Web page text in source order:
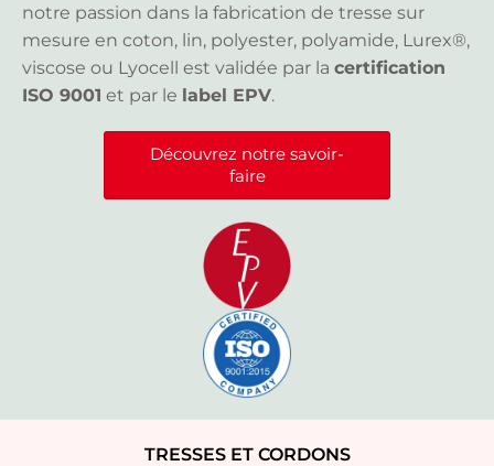
notre passion dans la fabrication de tresse sur
mesure en coton, lin, polyester, polyamide, Lurex®,
viscose ou Lyocell est validée par la certification
ISO 9001 et par le label EPV.
Découvrez notre savoir-
faire
TRESSES ET CORDONS